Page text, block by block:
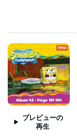
プレビューの
再生